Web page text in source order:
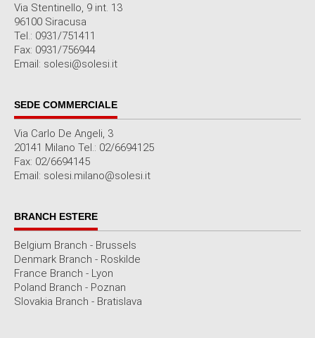
Via Stentinello, 9 int. 13
96100 Siracusa
Tel.: 0931/751411
Fax: 0931/756944
Email: solesi@solesi.it
SEDE COMMERCIALE
Via Carlo De Angeli, 3
20141 Milano Tel.: 02/6694125
Fax: 02/6694145
Email: solesi.milano@solesi.it
BRANCH ESTERE
Belgium Branch - Brussels
Denmark Branch - Roskilde
France Branch - Lyon
Poland Branch - Poznan
Slovakia Branch - Bratislava